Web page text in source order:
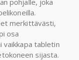
merkittävästi,
osa
vaikkapa tabletin
sijasta.